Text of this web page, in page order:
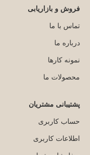
فروش و بازاریابی
تماس با ما
درباره ما
نمونه کارها
محصولات ما
پشتیبانی مشتریان
حساب کاربری
اطلاعات کاربری